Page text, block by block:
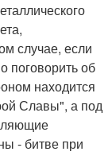
случае, если
поговорить об
находится
Славы", а под
- битве при